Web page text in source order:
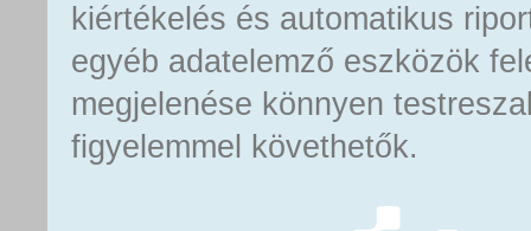
kiértékelés és automatikus
egyéb adatelemző eszközök
megjelenése könnyen
figyelemmel követhetők.